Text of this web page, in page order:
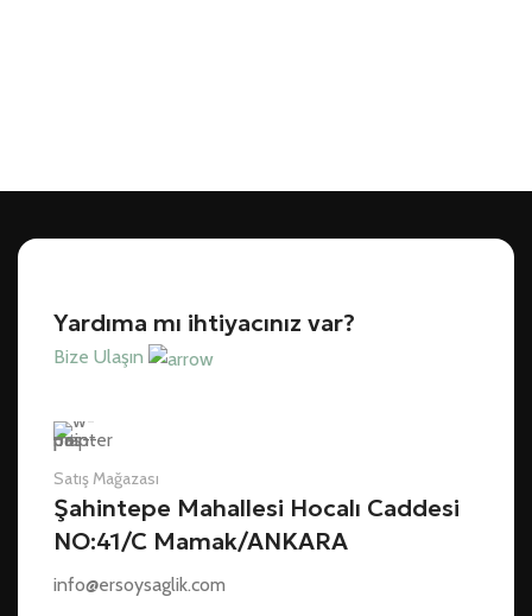
Yardıma mı ihtiyacınız var?
Bize Ulaşın
Satış Mağazası
Şahintepe Mahallesi Hocalı Caddesi
NO:41/C Mamak/ANKARA
info@ersoysaglik.com